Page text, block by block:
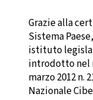
Grazie alla
Sistema
istituto
introdotto nel
marzo 2012 n.
Nazionale